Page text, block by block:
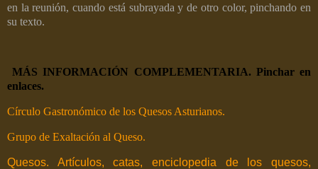
en la reunión, cuando está subrayada y de otro color, pinchando en
su texto.
MÁS INFORMACIÓN COMPLEMENTARIA. Pinchar en
enlaces.
Círculo Gastronómico de los Quesos Asturianos.
Grupo de Exaltación al Queso.
Quesos. Artículos, catas, enciclopedia de los quesos,